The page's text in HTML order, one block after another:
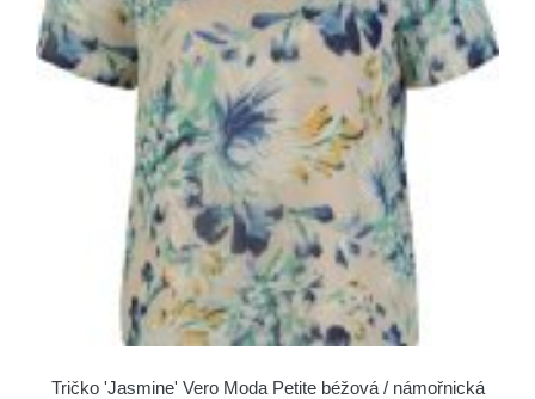
Tričko 'Jasmine' Vero Moda Petite béžová / námořnická